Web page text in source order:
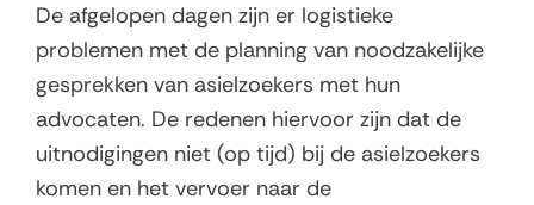
De afgelopen dagen zijn er logistieke
problemen met de planning van noodzakelijke
gesprekken van asielzoekers met hun
advocaten. De redenen hiervoor zijn dat de
uitnodigingen niet (op tijd) bij de asielzoekers
komen en het vervoer naar de